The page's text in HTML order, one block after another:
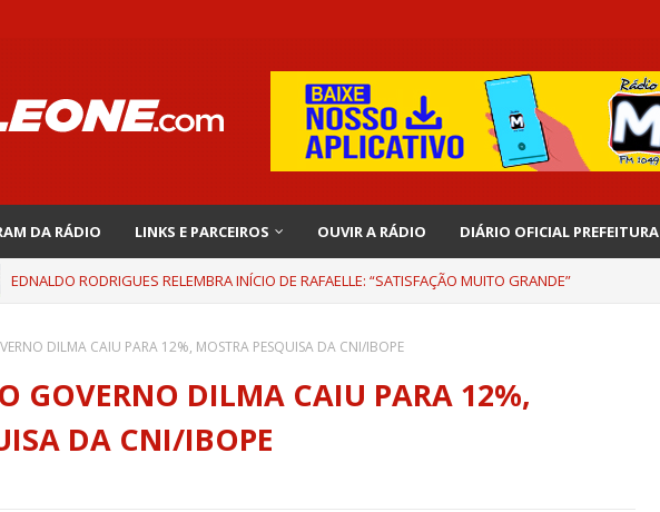
DA RÁDIO LINKS E PARCEIROS OUVIR A RÁDIO DIÁRIO OFICIAL PREFEITURA
EDNALDO RODRIGUES RELEMBRA INÍCIO DE RAFAELLE: “SATISFAÇÃO MUITO GRANDE”
DILMA CAIU PARA 12%, MOSTRA PESQUISA DA CNI/IBOPE
GOVERNO DILMA CAIU PARA 12%,
DA CNI/IBOPE